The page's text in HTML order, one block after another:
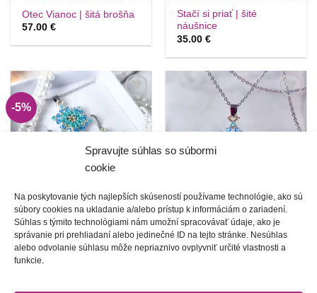
Spravujte súhlas so súbormi
cookie
Na poskytovanie tých najlepších skúseností používame technológie, ako sú
súbory cookies na ukladanie a/alebo prístup k informáciám o zariadení.
Súhlas s týmito technológiami nám umožní spracovávať údaje, ako je
správanie pri prehliadaní alebo jedinečné ID na tejto stránke. Nesúhlas
alebo odvolanie súhlasu môže nepriaznivo ovplyvniť určité vlastnosti a
funkcie.
Otec Vianoc | šitá brošňa
57.00€
Stačí si priať | šité
náušnice
35.00€
-5%
krasotinku
si prosím
Stačí si priať | cenovo
zvýhodnená sada
63.00€ Pôvodná
60.00€Aktuálna
krasotinku
si prosím
Stačí si priať | šitý
náhrdelník
28.00€